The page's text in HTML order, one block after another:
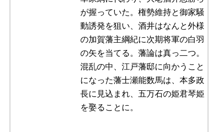
が握っていた。権勢維持と御家騒
動誘発を狙い、酒井はなんと外様
の加賀藩主綱紀に次期将軍の白羽
の矢を当てる。藩論は真っ二つ。
混乱の中、江戸藩邸に向かうこと
になった藩士瀬能数馬は、本多政
長に見込まれ、五万石の姫君琴姫
を娶ることに。